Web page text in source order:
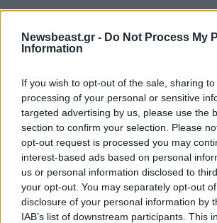
Newsbeast.gr - Do Not Process My
Information
If you wish to opt-out of the sale, sharing
processing of your personal or sensitive
targeted advertising by us, please use the
section to confirm your selection. Please
opt-out request is processed you may
interest-based ads based on personal
us or personal information disclosed to
your opt-out. You may separately opt-out
disclosure of your personal information by
IAB’s list of downstream participants. This